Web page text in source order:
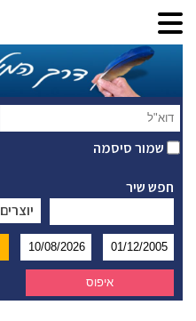
שמור סיסמה
חפש שיר
יוצרים